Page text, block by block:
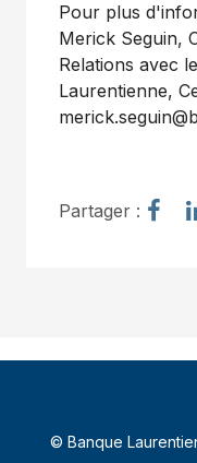
Pour plus
Merick Seguin,
Relations avec
Laurentienne,
Partager :
e
a
© Banque